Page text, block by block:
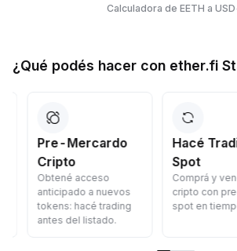
Calculadora de EETH a USD
¿Qué podés hacer con ether.fi
Pre-Mercardo
Cripto
Obtené acceso
anticipado a nuevos
tokens: hacé trading
antes del listado.
Hacé
Spot
Comprá y vendé
cripto con
spot en tiempo